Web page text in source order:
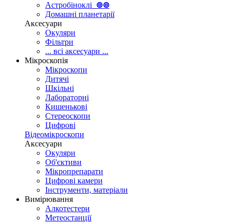
Астробіноклі ⊚⊚
Домашні планетарії
Аксесуари
Окуляри
Фільтри
... всі аксесуари ...
Мікроскопія
Мікроскопи
Дитячі
Шкільні
Лабораторні
Кишенькові
Стереоскопи
Цифрові
Відеомікроскопи
Аксесуари
Окуляри
Об'єктиви
Мікропрепарати
Цифрові камери
Інструменти, матеріали
Вимірювання
Алкотестери
Метеостанції